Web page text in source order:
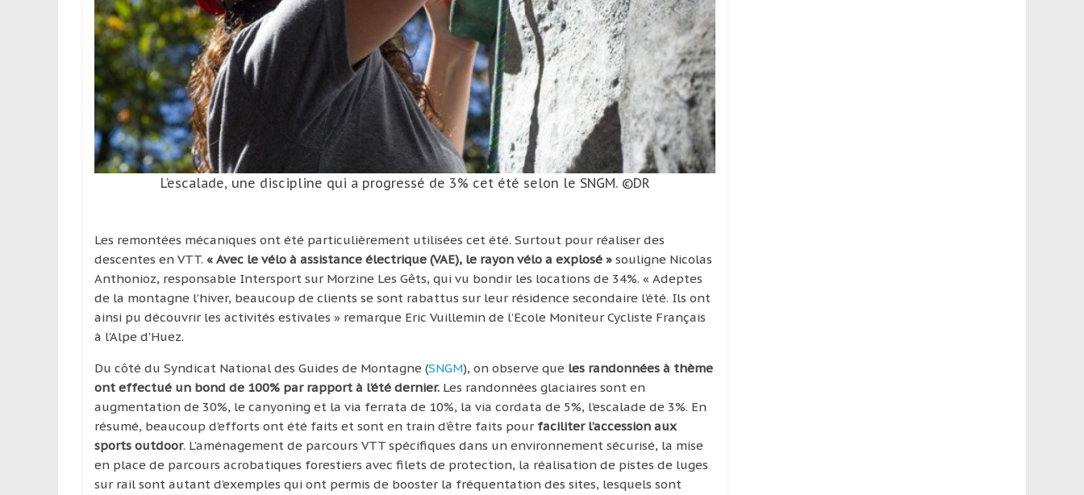
L’escalade, une discipline qui a progressé de 3% cet été selon le SNGM. ©DR
Les remontées mécaniques ont été particulièrement utilisées cet été. Surtout pour réaliser des
descentes en VTT. « Avec le vélo à assistance électrique (VAE), le rayon vélo a explosé » souligne Nicolas
Anthonioz, responsable Intersport sur Morzine Les Gêts, qui vu bondir les locations de 34%. « Adeptes
de la montagne l’hiver, beaucoup de clients se sont rabattus sur leur résidence secondaire l’été. Ils ont
ainsi pu découvrir les activités estivales » remarque Eric Vuillemin de l’Ecole Moniteur Cycliste Français
à l’Alpe d’Huez.
Du côté du Syndicat National des Guides de Montagne (SNGM), on observe que les randonnées à thème
ont effectué un bond de 100% par rapport à l’été dernier. Les randonnées glaciaires sont en
augmentation de 30%, le canyoning et la via ferrata de 10%, la via cordata de 5%, l’escalade de 3%. En
résumé, beaucoup d’efforts ont été faits et sont en train d’être faits pour faciliter l’accession aux
sports outdoor. L’aménagement de parcours VTT spécifiques dans un environnement sécurisé, la mise
en place de parcours acrobatiques forestiers avec filets de protection, la réalisation de pistes de luges
sur rail sont autant d’exemples qui ont permis de booster la fréquentation des sites, lesquels sont